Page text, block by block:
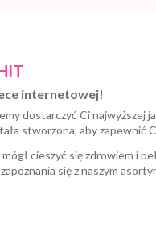
internetowej!
dostarczyć Ci najwyższej
stworzona, aby zapewnić
cieszyć się zdrowiem i
się z naszym